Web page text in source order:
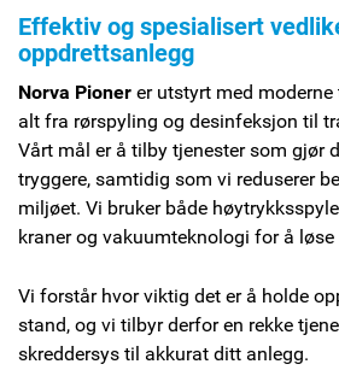
Effektiv og spesialisert
oppdrettsanlegg
Norva Pioner er utstyrt med
alt fra rørspyling og desinfeksjon til
Vårt mål er å tilby tjenester som gjør
tryggere, samtidig som vi reduserer
miljøet. Vi bruker både
kraner og vakuumteknologi for å løse
Vi forstår hvor viktig det er å holde
stand, og vi tilbyr derfor en rekke
skreddersys til akkurat ditt anlegg.